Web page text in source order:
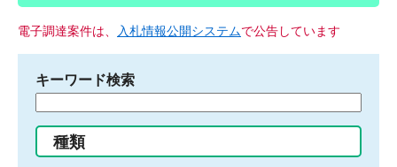
電子調達案件は、 入札情報公開システムで公告しています
キーワード検索
る
種類